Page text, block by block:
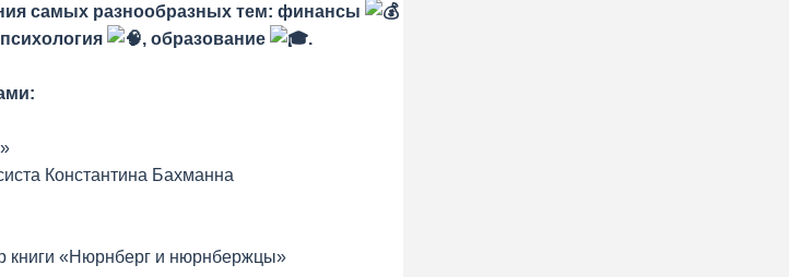
самых разнообразных тем: финансы
, образование .
Константина Бахманна
книги «Нюрнберг и нюрнбержцы»